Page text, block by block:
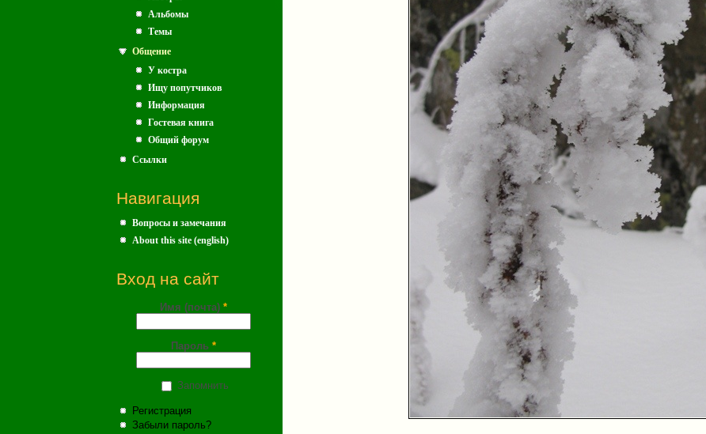
Альбомы
Темы
Общение
У костра
Ищу попутчиков
Информация
Гостевая книга
Общий форум
Ссылки
Навигация
Вопросы и замечания
About this site (english)
Вход на сайт
Имя (почта) *
Пароль *
Запомнить
Регистрация
Забыли пароль?